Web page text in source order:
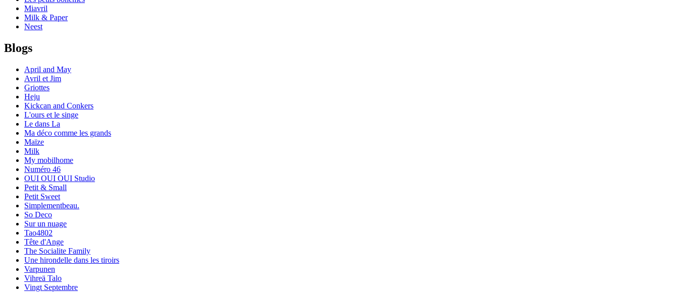
Miavril
Milk & Paper
Neest
Blogs
April and May
Avril et Jim
Griottes
Heju
Kickcan and Conkers
L'ours et le singe
Le dans La
Ma déco comme les grands
Maïze
Milk
My mobilhome
Numéro 46
OUI OUI OUI Studio
Petit & Small
Petit Sweet
Simplementbeau.
So Deco
Sur un nuage
Tao4802
Tête d'Ange
The Socialite Family
Une hirondelle dans les tiroirs
Varpunen
Vihreä Talo
Vingt Septembre